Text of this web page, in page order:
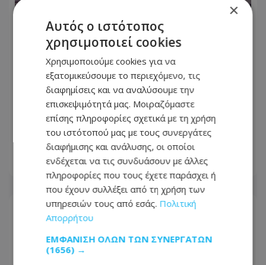
Κολυμβητής με καρκίνο στον
εγκέφαλο ξέσπασε σε κλάματα προς
τον Βρετανό πρωθυπουργό: Ικετεύω
για τη ζωή όλων μας, ο πόνος είναι
αφόρητος
06.08.2026 - 12:35
×
Αυτός ο ιστότοπος
χρησιμοποιεί cookies
Χρησιμοποιούμε cookies για να
εξατομικεύσουμε το περιεχόμενο, τις
διαφημίσεις και να αναλύσουμε την
επισκεψιμότητά μας. Μοιραζόμαστε
επίσης πληροφορίες σχετικά με τη χρήση
του ιστότοπού μας με τους συνεργάτες
διαφήμισης και ανάλυσης, οι οποίοι
ενδέχεται να τις συνδυάσουν με άλλες
πληροφορίες που τους έχετε παράσχει ή
που έχουν συλλέξει από τη χρήση των
υπηρεσιών τους από εσάς. Πολιτική
Απορρήτου
ΕΜΦΆΝΙΣΗ ΌΛΩΝ ΤΩΝ ΣΥΝΕΡΓΑΤΏΝ
(1656) →